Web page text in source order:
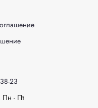
23
Пн - Пт